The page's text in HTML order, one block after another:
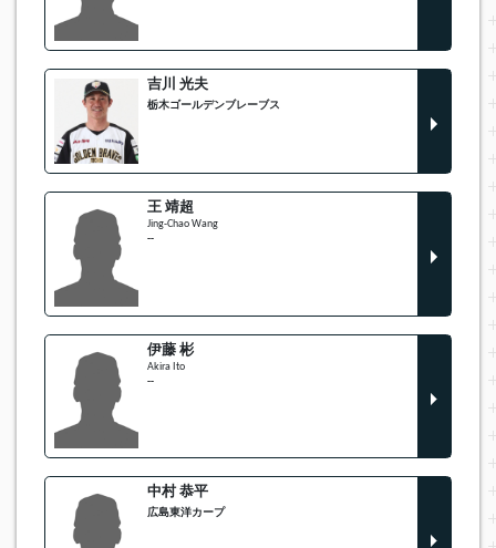
吉川 光夫
栃木ゴールデンブレーブス
王 靖超
Jing-Chao Wang
--
伊藤 彬
Akira Ito
--
中村 恭平
広島東洋カープ